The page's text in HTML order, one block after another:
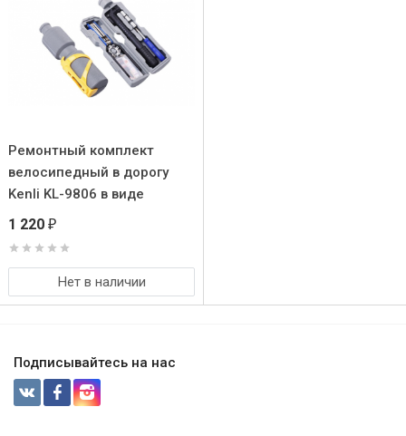
Ремонтный комплект
велосипедный в дорогу
Kenli KL-9806 в виде
велофляги
1 220 ₽
Нет в наличии
Подписывайтесь на нас